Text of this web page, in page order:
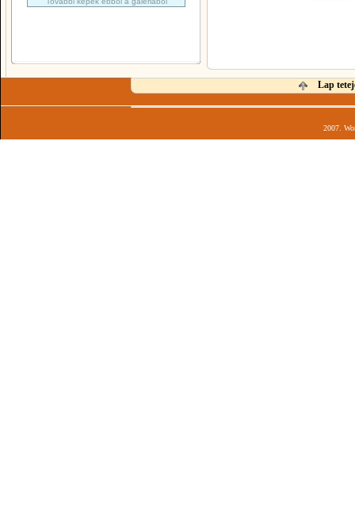
Lap
2007.